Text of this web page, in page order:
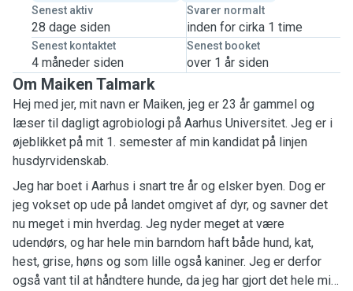
Senest aktiv
28 dage siden
Svarer normalt
inden for cirka 1 time
Senest kontaktet
4 måneder siden
Senest booket
over 1 år siden
Om Maiken Talmark
Hej med jer, mit navn er Maiken, jeg er 23 år gammel og
læser til dagligt agrobiologi på Aarhus Universitet. Jeg er i
øjeblikket på mit 1. semester af min kandidat på linjen
husdyrvidenskab.
Jeg har boet i Aarhus i snart tre år og elsker byen. Dog er
jeg vokset op ude på landet omgivet af dyr, og savner det
nu meget i min hverdag. Jeg nyder meget at være
udendørs, og har hele min barndom haft både hund, kat,
hest, grise, høns og som lille også kaniner. Jeg er derfor
også vant til at håndtere hunde, da jeg har gjort det hele mit